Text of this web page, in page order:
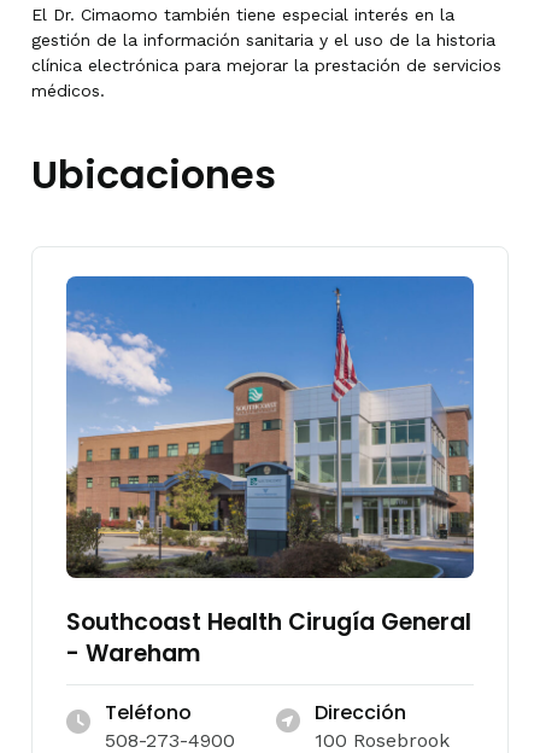
El Dr. Cimaomo también tiene especial interés en la
gestión de la información sanitaria y el uso de la historia
clínica electrónica para mejorar la prestación de servicios
médicos.
Ubicaciones
Southcoast Health Cirugía General
- Wareham
Teléfono
508-273-4900
Dirección
100 Rosebrook